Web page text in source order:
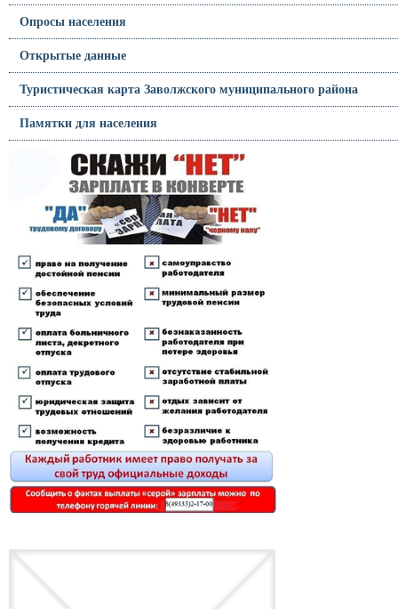
Опросы населения
Открытые данные
Туристическая карта Заволжского муниципального района
Памятки для населения